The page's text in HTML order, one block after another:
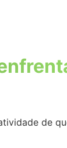
de